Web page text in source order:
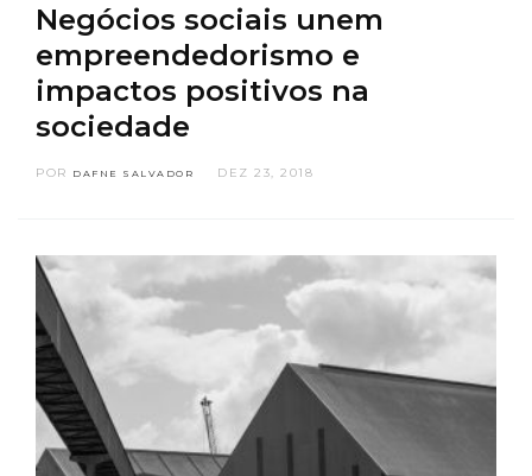
Negócios sociais unem
empreendedorismo e
impactos positivos na
sociedade
POR DAFNE SALVADOR DEZ 23, 2018